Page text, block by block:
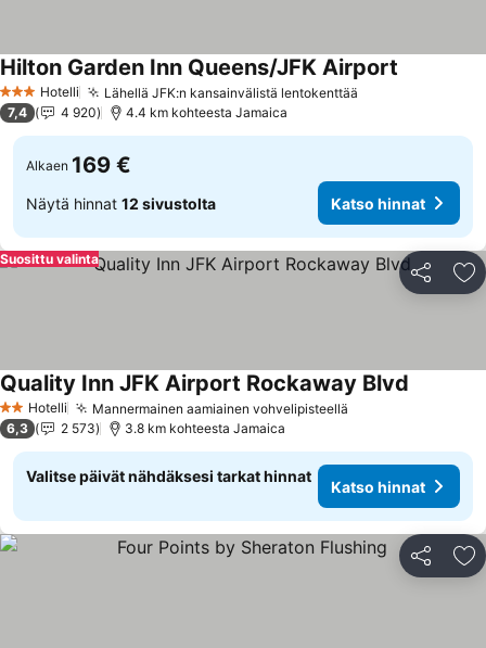
3 Tähtiluokitus
Hotelli Lähellä JFK:n kansainvälistä lentokenttää
Hilton Garden Inn Queens/JFK Airport
7,4 4 920 4.4 km kohteesta Jamaica
Alkaen 169 €
Näytä hinnat 12 sivustolta Katso hinnat
Jaa
Suosittu valinta
2 Tähtiluokitus
Hotelli Mannermainen aamiainen vohvelipisteellä
Quality Inn JFK Airport Rockaway Blvd
6,3 2 573 3.8 km kohteesta Jamaica
Valitse päivät nähdäksesi tarkat hinnat
Katso hinnat
Jaa